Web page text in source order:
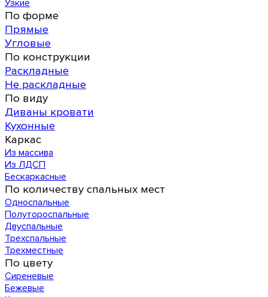
Узкие
По форме
Прямые
Угловые
По конструкции
Раскладные
Не раскладные
По виду
Диваны кровати
Кухонные
Каркас
Из массива
Из ЛДСП
Бескаркасные
По количеству спальных мест
Односпальные
Полутороспальные
Двуспальные
Трехспальные
Трехместные
По цвету
Сиреневые
Бежевые